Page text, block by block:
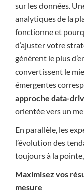
sur les données.
analytiques de la
fonctionne et
d’ajuster votre
génèrent le plus
convertissent le
émergentes
approche data-
orientée vers un
En parallèle, les
l’évolution des
toujours à la
Maximisez vos
mesure